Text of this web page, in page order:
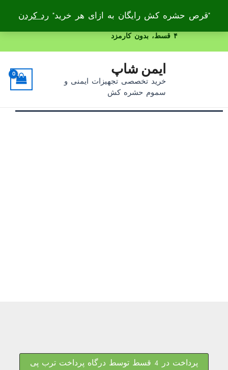
۴ قسط، بدون کارمزد
"قرص حشره کش رایگان به ازای هر خرید"رد کردن
به
ایمن شاپ
خرید تخصصی تجهیزات ایمنی و
سموم حشره کش
پرداخت در 4 قسط توسط درگاه پرداخت ترب پی